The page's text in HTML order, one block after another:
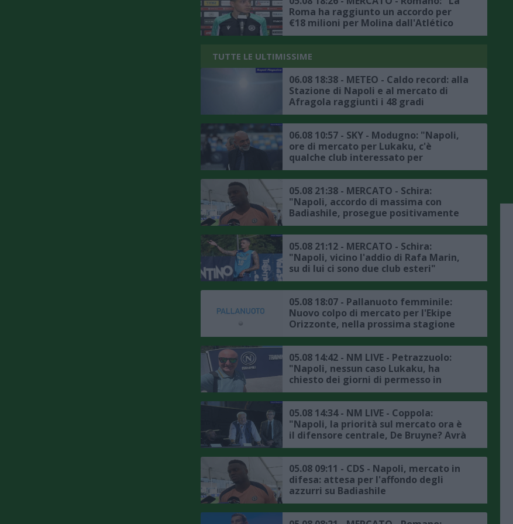
Roma ha raggiunto un accordo per
€18 milioni per Molina dall'Atlético
Madrid"
TUTTE LE ULTIMISSIME
06.08 18:38 - METEO - Caldo record: alla
Stazione di Napoli e al mercato di
Afragola raggiunti i 48 gradi
06.08 10:57 - SKY - Modugno: "Napoli,
ore di mercato per Lukaku, c'è
qualche club interessato per
l'attaccante belga, l'Atlanta non è in
pole"
05.08 21:38 - MERCATO - Schira:
"Napoli, accordo di massima con
Badiashile, prosegue positivamente
la trattativa con il Chelsea, ecco i
dettagli"
05.08 21:12 - MERCATO - Schira:
"Napoli, vicino l'addio di Rafa Marin,
su di lui ci sono due club esteri"
05.08 18:07 - Pallanuoto femminile:
Nuovo colpo di mercato per l'Ekipe
Orizzonte, nella prossima stagione
Lavinia Papi indosserà la calottina
rossazzurra
05.08 14:42 - NM LIVE - Petrazzuolo:
"Napoli, nessun caso Lukaku, ha
chiesto dei giorni di permesso in
accordo con la società, il punto sul
mercato"
05.08 14:34 - NM LIVE - Coppola:
"Napoli, la priorità sul mercato ora è
il difensore centrale, De Bruyne? Avrà
avuto delle rassicurazioni da Allegri"
05.08 09:11 - CDS - Napoli, mercato in
difesa: attesa per l'affondo degli
azzurri su Badiashile